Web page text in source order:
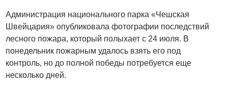
Администрация национального парка «Чешская
Швейцария» опубликовала фотографии последствий
лесного пожара, который полыхает с 24 июля. В
понедельник пожарным удалось взять его под
контроль, но до полной победы потребуется еще
несколько дней.